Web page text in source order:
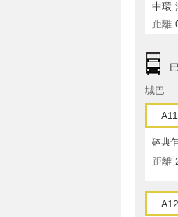
中環
距離
城巴
A11
砵典
距離
A12